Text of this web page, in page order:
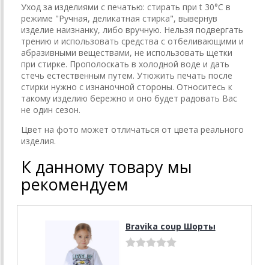
Уход за изделиями с печатью: стирать при t 30°C в
режиме "Ручная, деликатная стирка", вывернув
изделие наизнанку, либо вручную. Нельзя подвергать
трению и использовать средства с отбеливающими и
абразивными веществами, не использовать щетки
при стирке. Прополоскать в холодной воде и дать
стечь естественным путем. Утюжить печать после
стирки нужно с изнаночной стороны. Относитесь к
такому изделию бережно и оно будет радовать Вас
не один сезон.
Цвет на фото может отличаться от цвета реального
изделия.
К данному товару мы
рекомендуем
Bravika coup Шорты